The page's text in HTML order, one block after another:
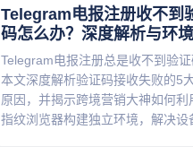
Telegram电报注册收不到
码怎么办？深度解析与环
解决方案
Telegram电报注册总是收不到验证
本文深度解析验证码接收失败的5
原因，并揭示跨境营销大神如何利
指纹浏览器构建独立环境，解决设